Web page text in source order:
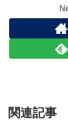
関連記事